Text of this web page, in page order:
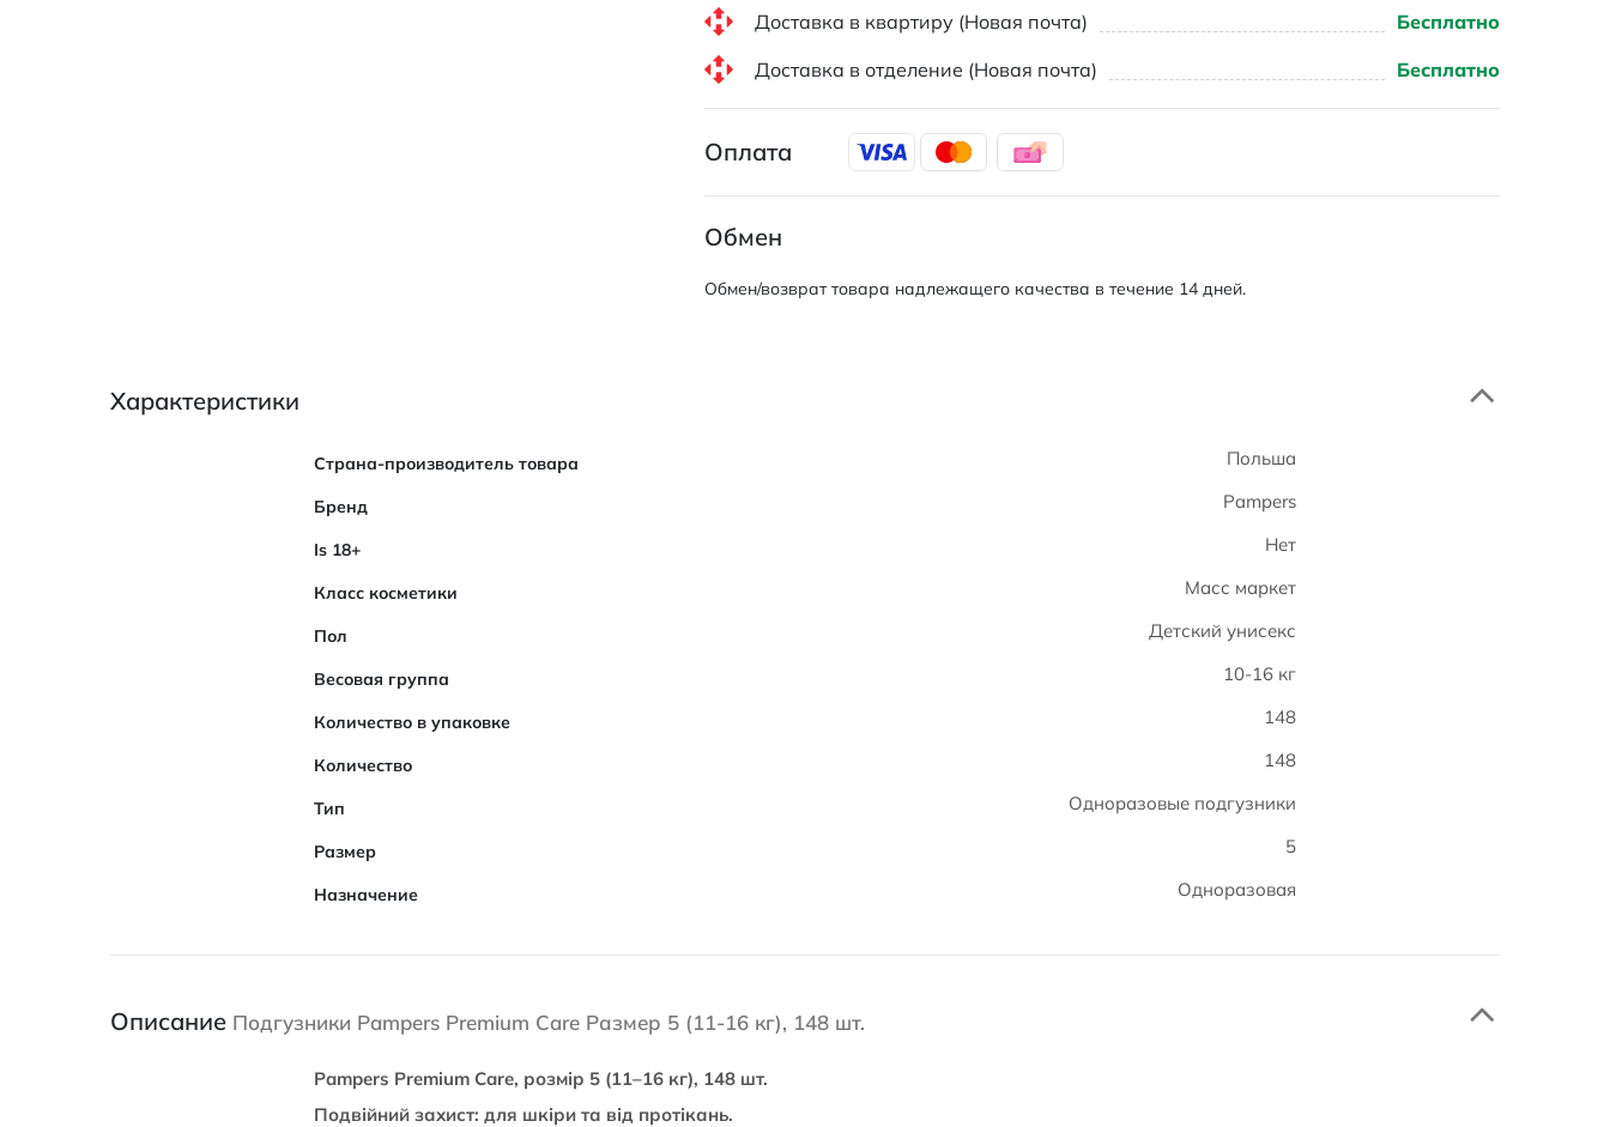
Доставка в квартиру (Новая почта)
Бесплатно
Доставка в отделение (Новая почта)
Бесплатно
Оплата
Обмен
Обмен/возврат товара надлежащего качества в течение 14 дней.
Характеристики
Характеристики
Страна-производитель товара Польша
Бренд Pampers
Is 18+ Нет
Класс косметики Масс маркет
Пол Детский унисекс
Весовая группа 10-16 кг
Количество в упаковке 148
Количество 148
Тип Одноразовые подгузники
Размер 5
Назначение Одноразовая
Описание Подгузники Pampers Premium Care Размер 5 (11-16 кг), 148 шт.
Pampers Premium Care, розмір 5 (11–16 кг), 148 шт.
Подвійний захист: для шкіри та від протікань.